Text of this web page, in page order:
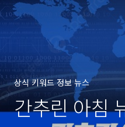
상식 키워드 정보 뉴스
간추린 아침